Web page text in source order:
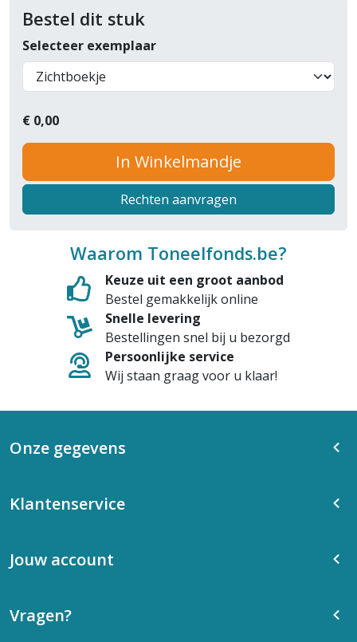
Bestel dit stuk
Selecteer exemplaar
€ 0,00
In Winkelmandje
Rechten aanvragen
Waarom Toneelfonds.be?
Keuze uit een groot aanbod
Bestel gemakkelijk online
Snelle levering
Bestellingen snel bij u bezorgd
Persoonlijke service
Wij staan graag voor u klaar!
Onze gegevens
Klantenservice
Jouw account
Vragen?